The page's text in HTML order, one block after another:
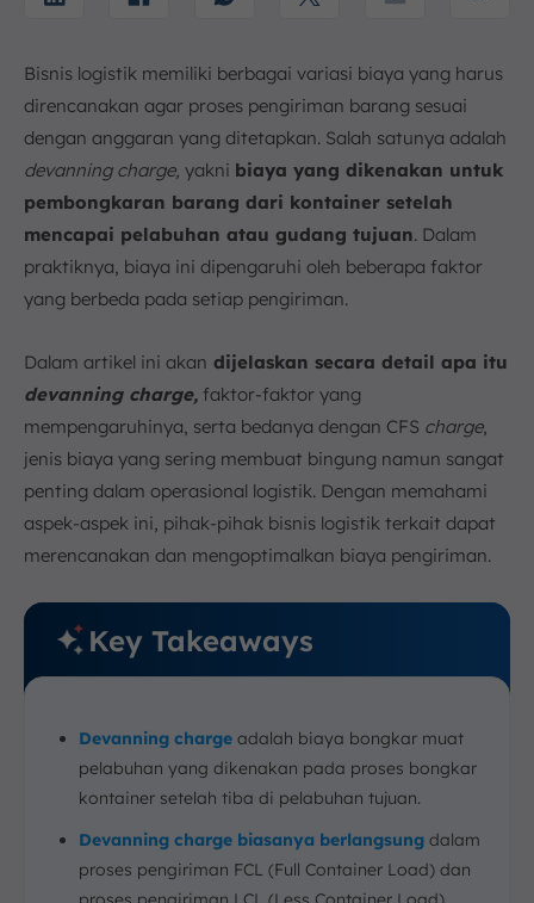
b. Pembongkaran yang Aman dan Efisien
c. Penyortiran dan Pengaturan yang Efisien
d. Pengiriman dan Distribusi Akhir yang Efisien
6. Perbedaan Devanning Charge dan CFS Charge
a. Cakupan Layanan
b. Fokus Proses
c. Waktu Penerapan
7. Kesimpulan
Bisnis logistik memiliki berbagai variasi biaya yang harus
direncanakan agar proses pengiriman barang sesuai
dengan anggaran yang ditetapkan. Salah satunya adalah
devanning charge, yakni biaya yang dikenakan untuk
pembongkaran barang dari kontainer setelah
mencapai pelabuhan atau gudang tujuan. Dalam
praktiknya, biaya ini dipengaruhi oleh beberapa faktor
yang berbeda pada setiap pengiriman.
Dalam artikel ini akan dijelaskan secara detail apa itu
devanning charge, faktor-faktor yang
mempengaruhinya, serta bedanya dengan CFS charge,
jenis biaya yang sering membuat bingung namun sangat
penting dalam operasional logistik. Dengan memahami
aspek-aspek ini, pihak-pihak bisnis logistik terkait dapat
merencanakan dan mengoptimalkan biaya pengiriman.
Key Takeaways
Devanning charge adalah biaya bongkar muat
pelabuhan yang dikenakan pada proses bongkar
kontainer setelah tiba di pelabuhan tujuan.
Devanning charge biasanya berlangsung dalam
proses pengiriman FCL (Full Container Load) dan